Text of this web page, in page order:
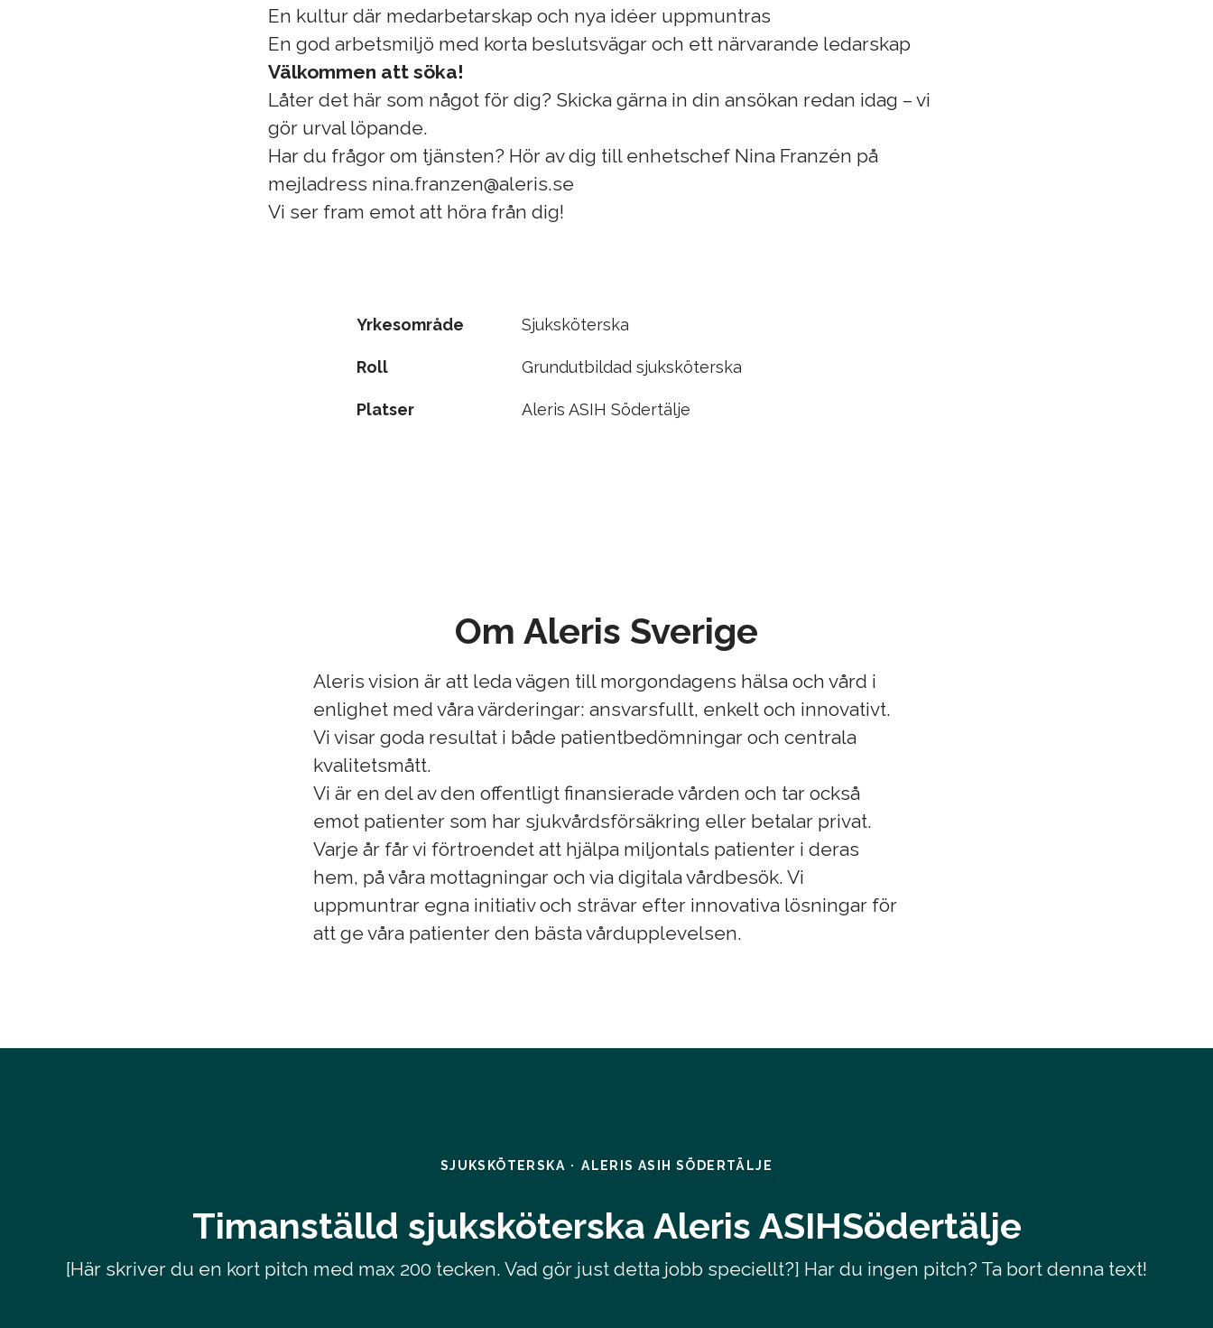
En kultur där medarbetarskap och nya idéer uppmuntras
En god arbetsmiljö med korta beslutsvägar och ett närvarande ledarskap
Välkommen att söka!
Låter det här som något för dig? Skicka gärna in din ansökan redan idag – vi
gör urval löpande.
Har du frågor om tjänsten? Hör av dig till enhetschef Nina Franzén på
mejladress nina.franzen@aleris.se
Vi ser fram emot att höra från dig!
Yrkesområde Sjuksköterska
Roll Grundutbildad sjuksköterska
Platser Aleris ASIH Södertälje
Om Aleris Sverige
Aleris vision är att leda vägen till morgondagens hälsa och vård i
enlighet med våra värderingar: ansvarsfullt, enkelt och innovativt.
Vi visar goda resultat i både patientbedömningar och centrala
kvalitetsmått.
Vi är en del av den offentligt finansierade vården och tar också
emot patienter som har sjukvårdsförsäkring eller betalar privat.
Varje år får vi förtroendet att hjälpa miljontals patienter i deras
hem, på våra mottagningar och via digitala vårdbesök. Vi
uppmuntrar egna initiativ och strävar efter innovativa lösningar för
att ge våra patienter den bästa vårdupplevelsen.
SJUKSKÖTERSKA · ALERIS ASIH SÖDERTÄLJE
Timanställd sjuksköterska Aleris ASIHSödertälje
[Här skriver du en kort pitch med max 200 tecken. Vad gör just detta jobb speciellt?] Har du ingen pitch? Ta bort denna text!